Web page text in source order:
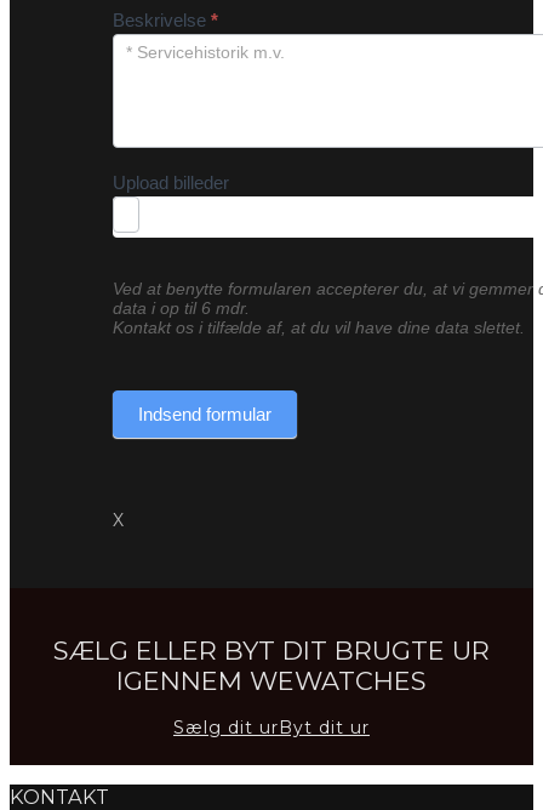
Beskrivelse *
Upload billeder
Ved at benytte formularen accepterer du, at vi gemmer
data i op til 6 mdr.
Kontakt os i tilfælde af, at du vil have dine data slettet.
Indsend formular
X
SÆLG ELLER BYT DIT BRUGTE UR
IGENNEM WEWATCHES
Sælg dit urByt dit ur
KONTAKT